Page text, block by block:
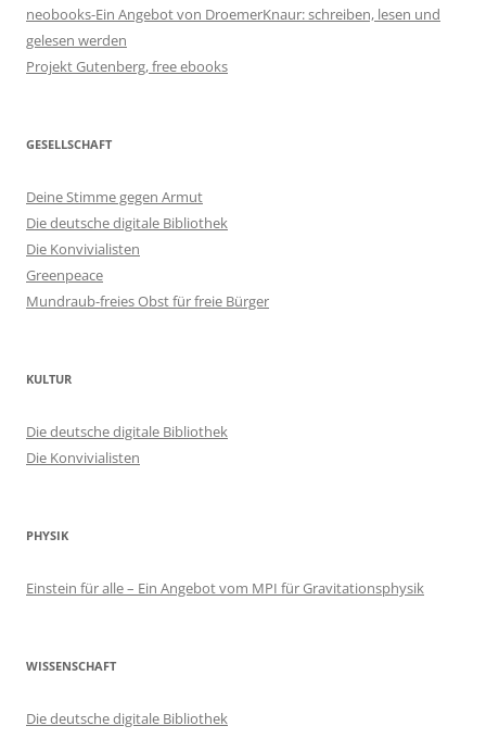
neobooks-Ein Angebot von DroemerKnaur: schreiben, lesen und
gelesen werden
Projekt Gutenberg, free ebooks
GESELLSCHAFT
Deine Stimme gegen Armut
Die deutsche digitale Bibliothek
Die Konvivialisten
Greenpeace
Mundraub-freies Obst für freie Bürger
KULTUR
Die deutsche digitale Bibliothek
Die Konvivialisten
PHYSIK
Einstein für alle – Ein Angebot vom MPI für Gravitationsphysik
WISSENSCHAFT
Die deutsche digitale Bibliothek